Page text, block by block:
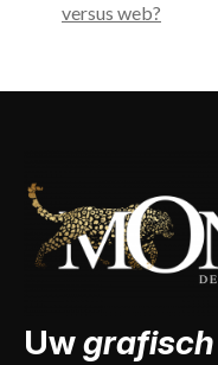
versus web?
Uw